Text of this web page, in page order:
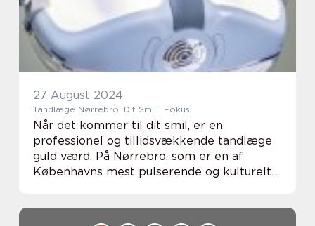
27 August 2024
Tandlæge Nørrebro: Dit Smil i Fokus
Når det kommer til dit smil, er en
professionel og tillidsvækkende tandlæge
guld værd. På Nørrebro, som er en af
Københavns mest pulserende og kulturelt